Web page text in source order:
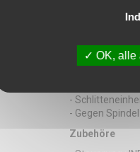
OK, alle
-
-
-
-
- Gegen
Zubehöre